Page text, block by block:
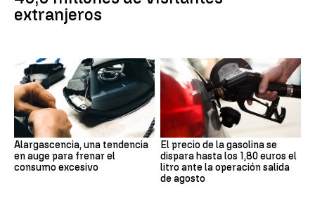
extranjeros
Alargascencia, una tendencia
en auge para frenar el
consumo excesivo
El precio de la gasolina se
dispara hasta los 1,80 euros el
litro ante la operación salida
de agosto